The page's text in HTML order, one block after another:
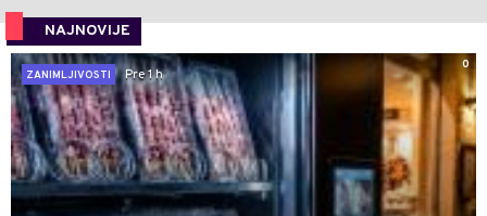
NAJNOVIJE
0
ZANIMLJIVOSTI
Pre 1 h